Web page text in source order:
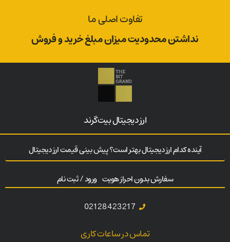
تفاوت اصلی ما
نداشتن محدودیت میزان مبلغ خرید و فروش
ارز‌ دیجیتال بیت‌گرند
آینده کدام ارز دیجیتال بهتر است؟ پیش بینی قیمت ارز دیجیتال
سفارش بدون احراز هویت ورود / ثبت نام
02128423217
تماس در ساعات کاری